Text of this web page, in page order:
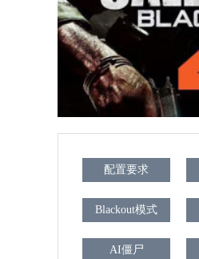
配置要求
Blackout模式
AI僵尸